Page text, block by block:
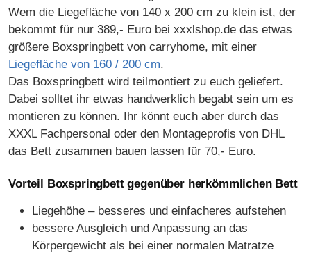
Wem die Liegefläche von 140 x 200 cm zu klein ist, der
bekommt für nur 389,- Euro bei xxxlshop.de das etwas
größere Boxspringbett von carryhome, mit einer
Liegefläche von 160 / 200 cm.
Das Boxspringbett wird teilmontiert zu euch geliefert.
Dabei solltet ihr etwas handwerklich begabt sein um es
montieren zu können. Ihr könnt euch aber durch das
XXXL Fachpersonal oder den Montageprofis von DHL
das Bett zusammen bauen lassen für 70,- Euro.
Vorteil Boxspringbett gegenüber herkömmlichen Bett
Liegehöhe – besseres und einfacheres aufstehen
bessere Ausgleich und Anpassung an das
Körpergewicht als bei einer normalen Matratze